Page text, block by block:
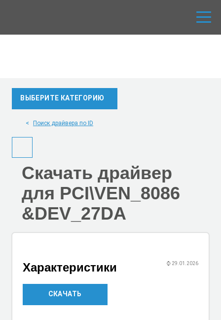
ВЫБЕРИТЕ КАТЕГОРИЮ
Поиск драйвера по ID
Скачать драйвер
для PCI\VEN_8086
&DEV_27DA
⌚ 29.01.2026
Характеристики
СКАЧАТЬ